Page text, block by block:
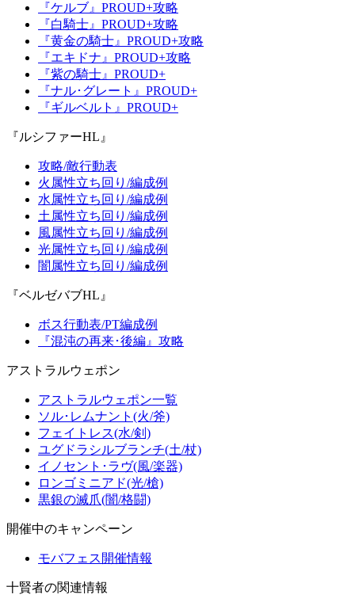
『ケルブ』PROUD+攻略
『白騎士』PROUD+攻略
『黄金の騎士』PROUD+攻略
『エキドナ』PROUD+攻略
『紫の騎士』PROUD+
『ナル･グレート』PROUD+
『ギルベルト』PROUD+
『ルシファーHL』
攻略/敵行動表
火属性立ち回り/編成例
水属性立ち回り/編成例
土属性立ち回り/編成例
風属性立ち回り/編成例
光属性立ち回り/編成例
闇属性立ち回り/編成例
『ベルゼバブHL』
ボス行動表/PT編成例
『混沌の再来･後編』攻略
アストラルウェポン
アストラルウェポン一覧
ソル･レムナント(火/斧)
フェイトレス(水/剣)
ユグドラシルブランチ(土/杖)
イノセント･ラヴ(風/楽器)
ロンゴミニアド(光/槍)
黒銀の滅爪(闇/格闘)
開催中のキャンペーン
モバフェス開催情報
十賢者の関連情報